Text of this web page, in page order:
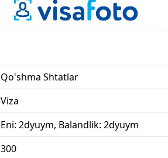
Qo'shma Shtatlar
Viza
Eni: 2dyuym, Balandlik: 2dyuym
300